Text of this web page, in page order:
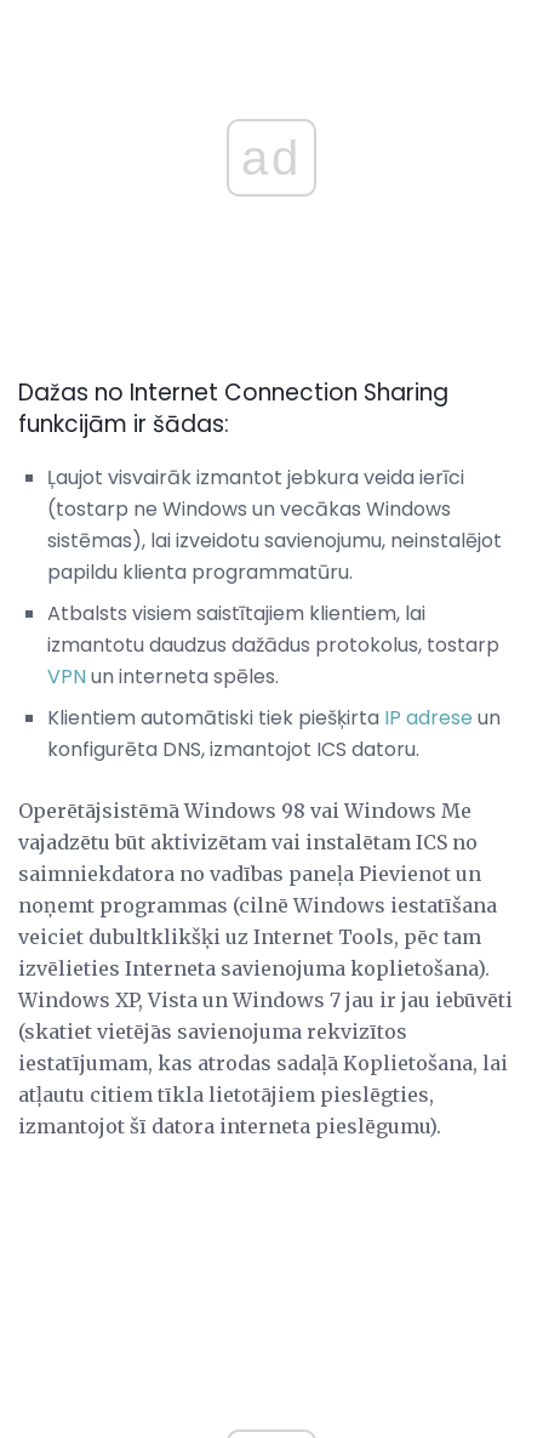
ad
Dažas no Internet Connection Sharing
funkcijām ir šādas:
Ļaujot visvairāk izmantot jebkura veida ierīci
(tostarp ne Windows un vecākas Windows
sistēmas), lai izveidotu savienojumu, neinstalējot
papildu klienta programmatūru.
Atbalsts visiem saistītajiem klientiem, lai
izmantotu daudzus dažādus protokolus, tostarp
VPNun interneta spēles.
Klientiem automātiski tiek piešķirta IP adrese un
konfigurēta DNS, izmantojot ICS datoru.
Operētājsistēmā Windows 98 vai Windows Me
vajadzētu būt aktivizētam vai instalētam ICS no
saimniekdatora no vadības paneļa Pievienot un
noņemt programmas (cilnē Windows iestatīšana
veiciet dubultklikšķi uz Internet Tools, pēc tam
izvēlieties Interneta savienojuma koplietošana).
Windows XP, Vista un Windows 7 jau ir jau iebūvēti
(skatiet vietējās savienojuma rekvizītos
iestatījumam, kas atrodas sadaļā Koplietošana, lai
atļautu citiem tīkla lietotājiem pieslēgties,
izmantojot šī datora interneta pieslēgumu).